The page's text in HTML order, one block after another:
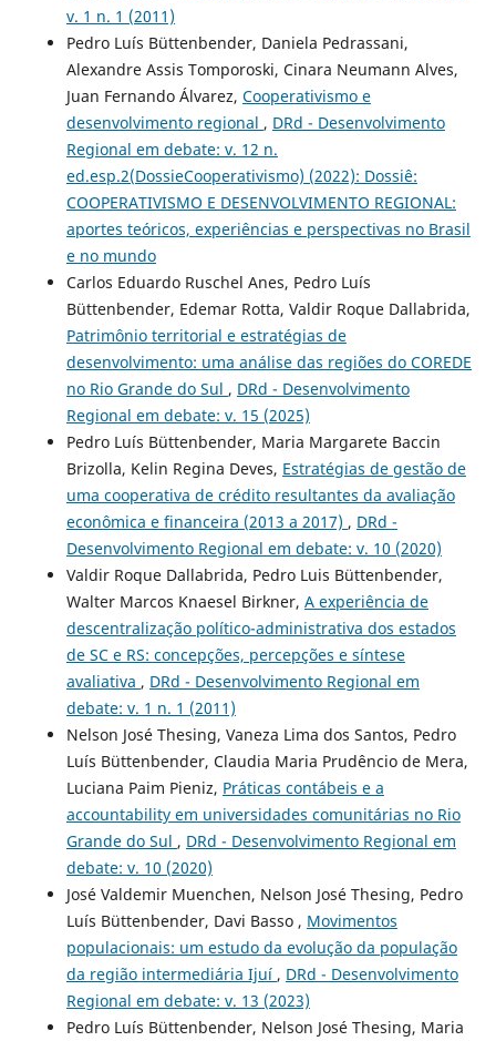
v. 1 n. 1 (2011)
Pedro Luís Büttenbender, Daniela Pedrassani,
Alexandre Assis Tomporoski, Cinara Neumann Alves,
Juan Fernando Álvarez, Cooperativismo e
desenvolvimento regional , DRd - Desenvolvimento
Regional em debate: v. 12 n.
ed.esp.2(DossieCooperativismo) (2022): Dossiê:
COOPERATIVISMO E DESENVOLVIMENTO REGIONAL:
aportes teóricos, experiências e perspectivas no Brasil
e no mundo
Carlos Eduardo Ruschel Anes, Pedro Luís
Büttenbender, Edemar Rotta, Valdir Roque Dallabrida,
Patrimônio territorial e estratégias de
desenvolvimento: uma análise das regiões do COREDE
no Rio Grande do Sul , DRd - Desenvolvimento
Regional em debate: v. 15 (2025)
Pedro Luís Büttenbender, Maria Margarete Baccin
Brizolla, Kelin Regina Deves, Estratégias de gestão de
uma cooperativa de crédito resultantes da avaliação
econômica e financeira (2013 a 2017) , DRd -
Desenvolvimento Regional em debate: v. 10 (2020)
Valdir Roque Dallabrida, Pedro Luis Büttenbender,
Walter Marcos Knaesel Birkner, A experiência de
descentralização político-administrativa dos estados
de SC e RS: concepções, percepções e síntese
avaliativa , DRd - Desenvolvimento Regional em
debate: v. 1 n. 1 (2011)
Nelson José Thesing, Vaneza Lima dos Santos, Pedro
Luís Büttenbender, Claudia Maria Prudêncio de Mera,
Luciana Paim Pieniz, Práticas contábeis e a
accountability em universidades comunitárias no Rio
Grande do Sul , DRd - Desenvolvimento Regional em
debate: v. 10 (2020)
José Valdemir Muenchen, Nelson José Thesing, Pedro
Luís Büttenbender, Davi Basso , Movimentos
populacionais: um estudo da evolução da população
da região intermediária Ijuí , DRd - Desenvolvimento
Regional em debate: v. 13 (2023)
Pedro Luís Büttenbender, Nelson José Thesing, Maria